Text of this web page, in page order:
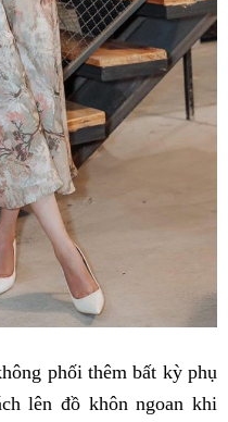
phối thêm bất kỳ phụ
lên đồ khôn ngoan khi